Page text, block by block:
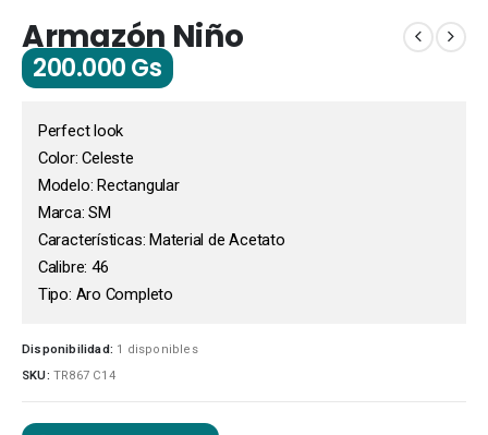
Armazón Niño
200.000Gs
Perfect look
Color: Celeste
Modelo: Rectangular
Marca: SM
Características: Material de Acetato
Calibre: 46
Tipo: Aro Completo
Disponibilidad: 1 disponibles
SKU: TR867 C14